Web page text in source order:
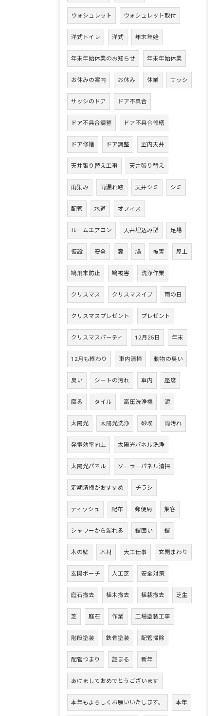
ウォシュレット ウォシュレット取付
洋式トイレ 洋式 年末年始
年末年始休業のお知らせ 年末年始休業
お休みの案内 お休み 休業 サッシ
サッシのドア ドア不具合
ドア不具合調整 ドア不具合修繕
ドア修繕 ドア調整 室内天井
天井張り替え工事 天井張り替え
雨染み 雨漏れ跡 天井シミ シミ
配管 水道 オフィス
ルームエアコン 天井埋込み型 足場
仮設 安全 糞 鳩 被害 屋上
鳩飛来防止 鳩被害 洗浄作業
クリスマス クリスマスイブ 雨の日
クリスマスプレゼント プレゼント
クリスマスパーティ 12月25日 年末
12月も終わり 車内清掃 動物の臭い
臭い シートの汚れ 車内 座席
腐る タイル 高圧洗浄機 泥
太陽光 太陽光洗浄 砂埃 雨汚れ
発電効率向上 太陽光パネル洗浄
太陽光パネル ソーラーパネル清掃
定期清掃がおすすめ チラシ
ティッシュ 配布 郵便局 集客
シャワーから漏れる 鎧囲い 鎧
木の壁 木材 大工仕事 玄関まわり
玄関ポーチ 人工芝 安全対策
庭石撤去 植木撤去 植栽撤去 芝生
芝 庭石 作業 工場塗装工事
階段塗装 鉄骨塗装 配管掃除
配管つまり 詰まる 新年
あけましておめでとうございます
本年もよろしくお願いいたします。 本年